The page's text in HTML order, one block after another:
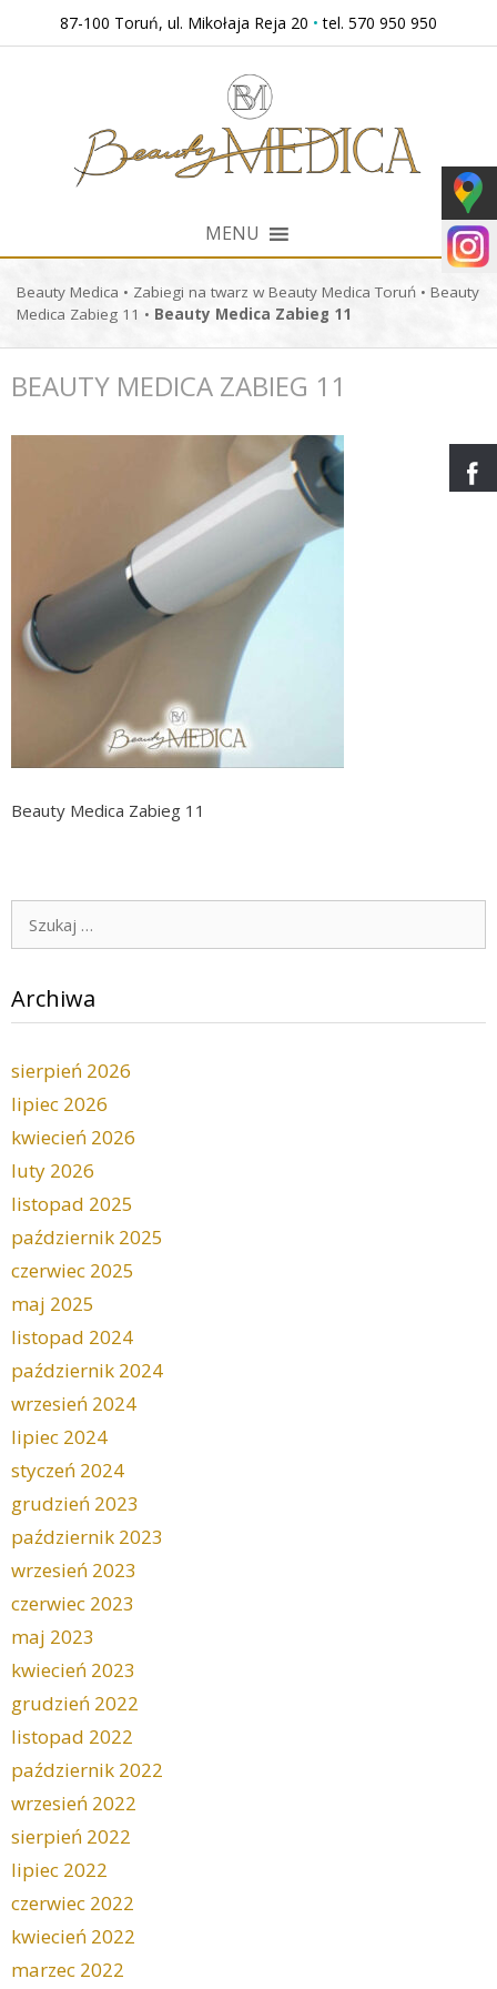
87-100 Toruń, ul. Mikołaja Reja 20 • tel. 570 950 950
MENU
Beauty Medica • Zabiegi na twarz w Beauty Medica Toruń • Beauty
Medica Zabieg 11 • Beauty Medica Zabieg 11
BEAUTY MEDICA ZABIEG 11
Beauty Medica Zabieg 11
Szukaj:
Archiwa
sierpień 2026
lipiec 2026
kwiecień 2026
luty 2026
listopad 2025
październik 2025
czerwiec 2025
maj 2025
listopad 2024
październik 2024
wrzesień 2024
lipiec 2024
styczeń 2024
grudzień 2023
październik 2023
wrzesień 2023
czerwiec 2023
maj 2023
kwiecień 2023
grudzień 2022
listopad 2022
październik 2022
wrzesień 2022
sierpień 2022
lipiec 2022
czerwiec 2022
kwiecień 2022
marzec 2022